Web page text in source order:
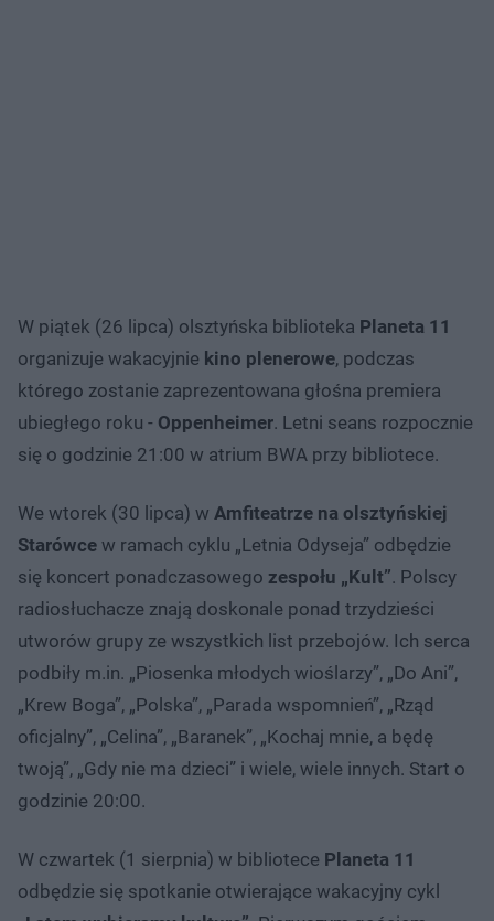
W piątek (26 lipca) olsztyńska biblioteka Planeta 11
organizuje wakacyjnie kino plenerowe, podczas
którego zostanie zaprezentowana głośna premiera
ubiegłego roku - Oppenheimer. Letni seans rozpocznie
się o godzinie 21:00 w atrium BWA przy bibliotece.
We wtorek (30 lipca) w Amfiteatrze na olsztyńskiej
Starówce w ramach cyklu „Letnia Odyseja” odbędzie
się koncert ponadczasowego zespołu „Kult”. Polscy
radiosłuchacze znają doskonale ponad trzydzieści
utworów grupy ze wszystkich list przebojów. Ich serca
podbiły m.in. „Piosenka młodych wioślarzy”, „Do Ani”,
„Krew Boga”, „Polska”, „Parada wspomnień”, „Rząd
oficjalny”, „Celina”, „Baranek”, „Kochaj mnie, a będę
twoją”, „Gdy nie ma dzieci” i wiele, wiele innych. Start o
godzinie 20:00.
W czwartek (1 sierpnia) w bibliotece Planeta 11
odbędzie się spotkanie otwierające wakacyjny cykl